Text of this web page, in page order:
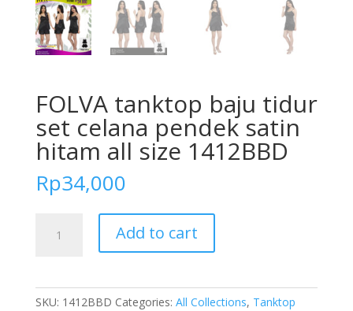
FOLVA tanktop baju tidur
set celana pendek satin
hitam all size 1412BBD
Rp34,000
tanktop
Add to cart
SKU: 1412BBD Categories: All Collections, Tanktop